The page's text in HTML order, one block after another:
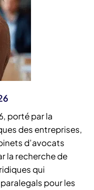
porté par la
des entreprises,
d’avocats
la recherche de
qui
pour les